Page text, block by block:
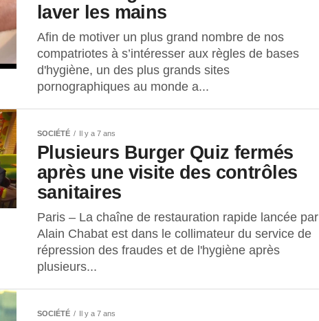
laver les mains
Afin de motiver un plus grand nombre de nos
compatriotes à s’intéresser aux règles de bases
d'hygiène, un des plus grands sites
pornographiques au monde a...
SOCIÉTÉ Il y a 7 ans
Plusieurs Burger Quiz fermés
après une visite des contrôles
sanitaires
Paris – La chaîne de restauration rapide lancée par
Alain Chabat est dans le collimateur du service de
répression des fraudes et de l'hygiène après
plusieurs...
SOCIÉTÉ Il y a 7 ans